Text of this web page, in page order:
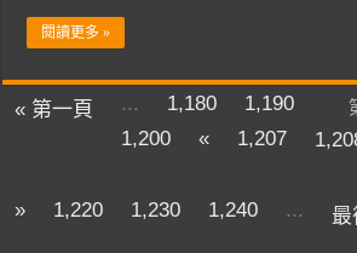
閱讀更多 »
« 第一頁 ... 1,180
1,190
1,200
« 1,207
»
1,220 1,230 1,240 ... 最